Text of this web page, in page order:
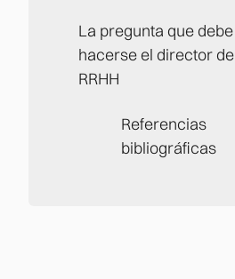
La pregunta que debe
hacerse el director de
RRHH
Referencias
bibliográficas